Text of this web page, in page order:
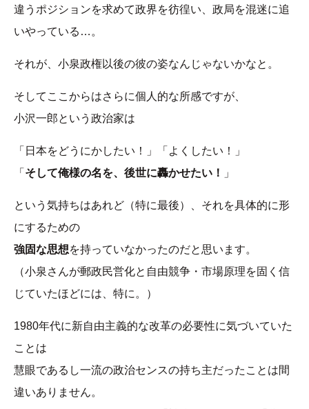
違うポジションを求めて政界を彷徨い、政局を混迷に追
いやっている…。
それが、小泉政権以後の彼の姿なんじゃないかなと。
そしてここからはさらに個人的な所感ですが、
小沢一郎という政治家は
「日本をどうにかしたい！」「よくしたい！」
「 そして俺様の名を、後世に轟かせたい！ 」
という気持ちはあれど（特に最後）、それを具体的に形
にするための
強固な思想を持っていなかったのだと思います。
（小泉さんが郵政民営化と自由競争・市場原理を固く信
じていたほどには、特に。）
1980年代に新自由主義的な改革の必要性に気づいていた
ことは
慧眼であるし一流の政治センスの持ち主だったことは間
違いありません。